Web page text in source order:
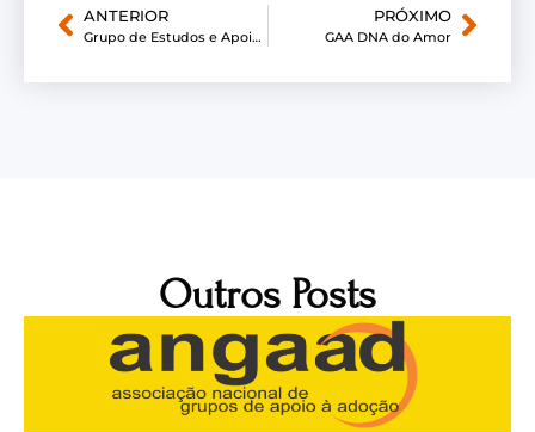
ANTERIOR
Grupo de Estudos e Apoio à Adocão de Tubarão – Filhos para Sempre
PRÓXIMO
GAA DNA do Amor
Outros Posts